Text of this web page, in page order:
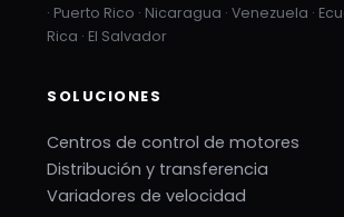
· Puerto Rico · Nicaragua · Venezuela ·
Rica · El Salvador
SOLUCIONES
Centros de control de motores
Distribución y transferencia
Variadores de velocidad